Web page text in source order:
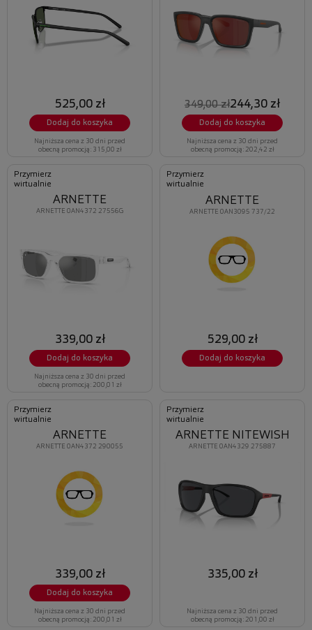
525,00 zł
Dodaj do koszyka
Najniższa cena z 30 dni przed
obecną promocją: 315,00 zł
349,00 zł244,30 zł
Dodaj do koszyka
Najniższa cena z 30 dni przed
obecną promocją: 202,42 zł
Przymierz
wirtualnie
ARNETTE 0AN4372 27556G
ARNETTE
339,00 zł
Dodaj do koszyka
Najniższa cena z 30 dni przed
obecną promocją: 200,01 zł
Przymierz
wirtualnie
ARNETTE 0AN3095 737/22
ARNETTE
529,00 zł
Dodaj do koszyka
Przymierz
wirtualnie
ARNETTE 0AN4372 290055
ARNETTE
339,00 zł
Dodaj do koszyka
Najniższa cena z 30 dni przed
obecną promocją: 200,01 zł
Przymierz
wirtualnie
ARNETTE 0AN4329 275887
ARNETTE NITEWISH
335,00 zł
Najniższa cena z 30 dni przed
obecną promocją: 201,00 zł